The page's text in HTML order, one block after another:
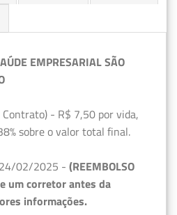
EMPRESARIAL SÃO
Contrato) - R$ 7,50 por vida,
sobre o valor total final.
24/02/2025 - (REEMBOLSO
um corretor antes da
informações.